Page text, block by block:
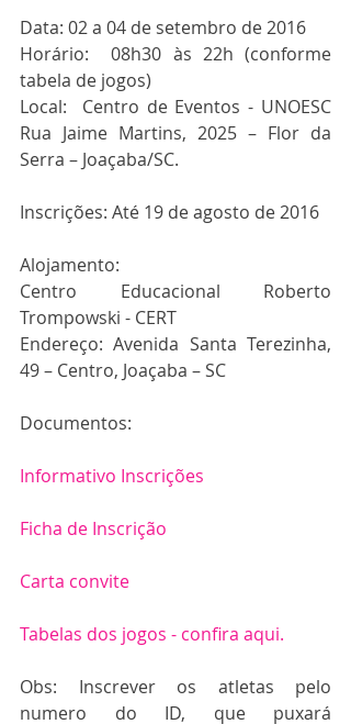
Data: 02 a 04 de setembro de 2016
Horário:  08h30 às 22h (conforme
tabela de jogos)
Local:  Centro de Eventos - UNOESC
Rua Jaime Martins, 2025 – Flor da
Serra – Joaçaba/SC.
Inscrições: Até 19 de agosto de 2016
Alojamento:
Centro Educacional Roberto
Trompowski - CERT
Endereço: Avenida Santa Terezinha,
49 – Centro, Joaçaba – SC
Documentos:
Informativo Inscrições
Ficha de Inscrição
Carta convite
Tabelas dos jogos - confira aqui.
Obs: Inscrever os atletas pelo
numero do ID, que puxará